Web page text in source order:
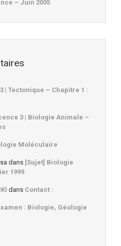
– Juin 2005
| Tectonique – Chapitre 1 :
3 | Biologie Animale –
Moléculaire
dans [Sujet] Biologie
1999
dans Contact :
: Biologie, Géologie